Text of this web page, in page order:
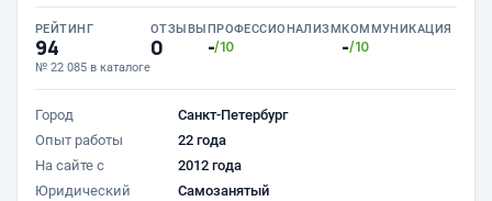
РЕЙТИНГ
94
№ 22 085 в каталоге
ОТЗЫВЫ
0
ПРОФЕССИОНАЛИЗМ
-/10
КОММУНИКАЦИЯ
-/10
Город
Санкт-Петербург
Опыт работы
22 года
На сайте с
2012 года
Юридический
Самозанятый